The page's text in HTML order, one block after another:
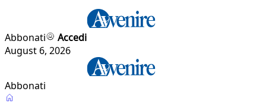
Abbonati
Accedi
August 6, 2026
Abbonati